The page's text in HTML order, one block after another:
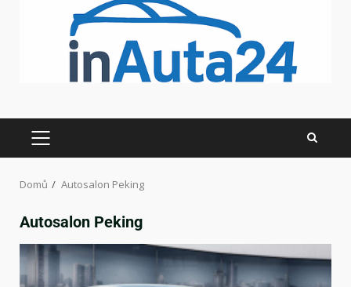
Domů Autosalon Peking
Autosalon Peking